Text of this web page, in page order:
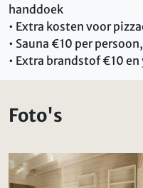
handdoek
• Extra kosten voor
• Sauna €10 per
• Extra brandstof €10
Foto's